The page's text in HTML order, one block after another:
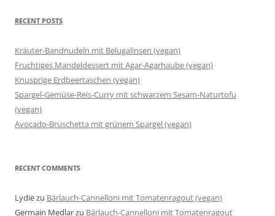
RECENT POSTS
Kräuter-Bandnudeln mit Belugalinsen (vegan)
Fruchtiges Mandeldessert mit Agar-Agarhaube (vegan)
Knusprige Erdbeertaschen (vegan)
Spargel-Gemüse-Reis-Curry mit schwarzem Sesam-Naturtofu
(vegan)
Avocado-Bruschetta mit grünem Spargel (vegan)
RECENT COMMENTS
Lydiezu Bärlauch-Cannelloni mit Tomatenragout (vegan)
Germain Medlarzu Bärlauch-Cannelloni mit Tomatenragout